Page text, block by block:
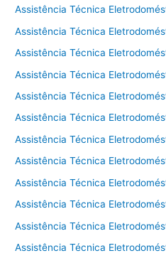
d
r
a
C
t
i
Assistência Técnica
Assistência Técnica
Assistência Técnica
Assistência Técnica
Assistência Técnica
Assistência Técnica
Assistência Técnica
Assistência Técnica
Assistência Técnica
Assistência Técnica
Assistência Técnica
Assistência Técnica